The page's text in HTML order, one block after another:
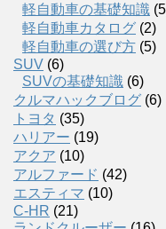
軽自動車の基礎知識
軽自動車カタログ (2)
軽自動車の選び方 (5)
SUV (6)
SUVの基礎知識 (6)
クルマハックブログ (6)
トヨタ (35)
ハリアー (19)
アクア (10)
アルファード (42)
エスティマ (10)
C-HR (21)